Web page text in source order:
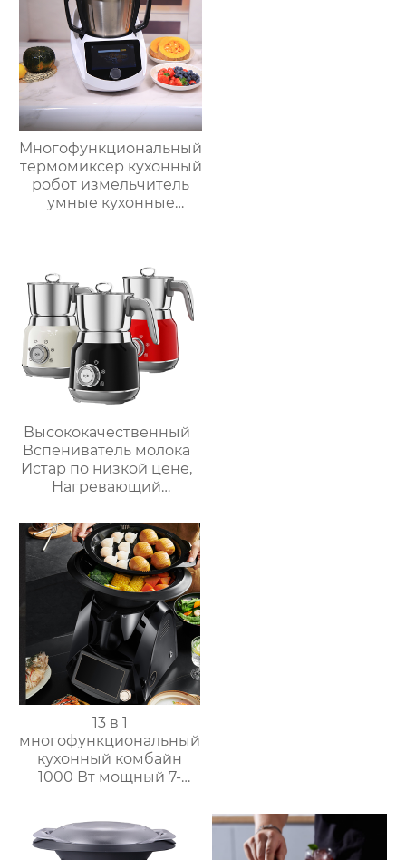
литров двойной
Многофункциональный
термомиксер кухонный
робот измельчитель
умные кухонные
мясорубкой и Wi-Fi
Высококачественный
Вспениватель молока
Истар по низкой цене,
Нагревающий
пену, Электрический
Вспениватель молока
13 в 1
многофункциональный
кухонный комбайн
1000 Вт мощный 7-
многофункциональный
кухонный комбайн